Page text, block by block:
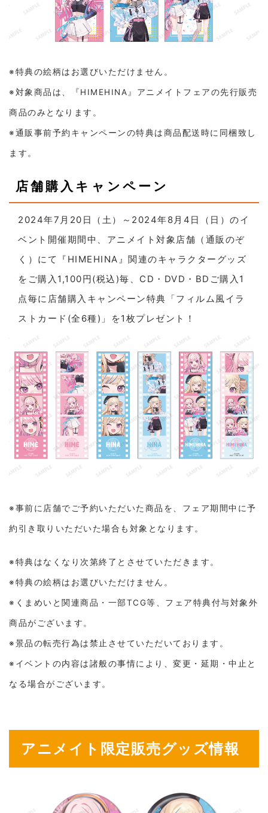
※特典の絵柄はお選びいただけません。
※対象商品は、『HIMEHINA』アニメイトフェアの先行販売
商品のみとなります。
※通販事前予約キャンペーンの特典は商品配送時に同梱致し
ます。
店舗購入キャンペーン
2024年7月20日（土）～2024年8月4日（日）のイ
ベント開催期間中、アニメイト対象店舗（通販のぞ
く）にて『HIMEHINA』関連のキャラクターグッズ
をご購入1,100円(税込)毎、CD・DVD・BDご購入1
点毎に店舗購入キャンペーン特典「フィルム風イラ
ストカード(全6種)」を1枚プレゼント！
※事前に店舗でご予約いただいた商品を、フェア期間中に予
約引き取りいただいた場合も対象となります。
※特典はなくなり次第終了とさせていただきます。
※特典の絵柄はお選びいただけません。
※くまめいと関連商品・一部TCG等、フェア特典付与対象外
商品がございます。
※景品の転売行為は禁止させていただいております。
※イベントの内容は諸般の事情により、変更・延期・中止と
なる場合がございます。
アニメイト限定販売グッズ情報